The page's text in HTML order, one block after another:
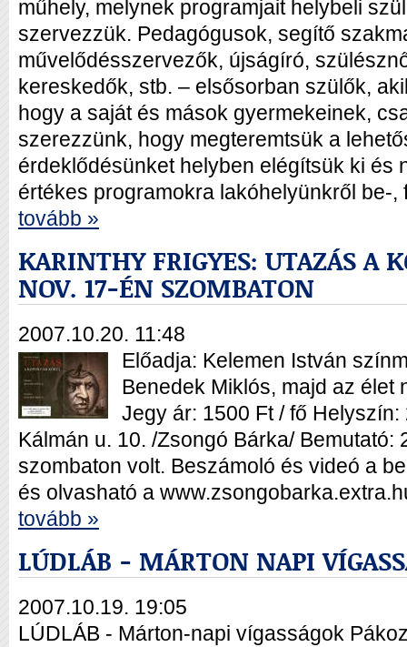
műhely, melynek programjait helybeli
szervezzük. Pedagógusok, segítő
művelődésszervezők, újságíró,
kereskedők, stb. – elsősorban szülők,
hogy a saját és mások gyermekeinek,
szerezzünk, hogy megteremtsük a
érdeklődésünket helyben elégítsük ki és
értékes programokra lakóhelyünkről be-,
tovább »
KARINTHY FRIGYES: UTAZÁS A
NOV. 17-ÉN SZOMBATON
2007.10.20. 11:48
Előadja: Kelemen István
Benedek Miklós, majd az élet
Jegy ár: 1500 Ft / fő
Kálmán u. 10. /Zsongó Bárka/ Bemutató:
szombaton volt. Beszámoló és videó a
és olvasható a
tovább »
LÚDLÁB - MÁRTON NAPI
2007.10.19. 19:05
LÚDLÁB - Márton-napi vígasságok